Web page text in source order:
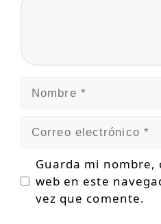
Guarda mi
web en este
vez que comente.